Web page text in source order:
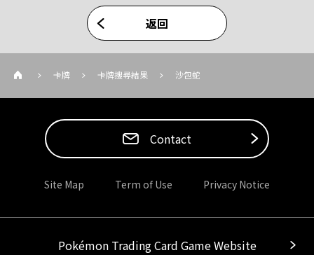
返回
卡牌 卡牌搜尋結果 沙包蛇
Contact
Site Map Term of Use Privacy Notice
Pokémon Trading Card Game Website